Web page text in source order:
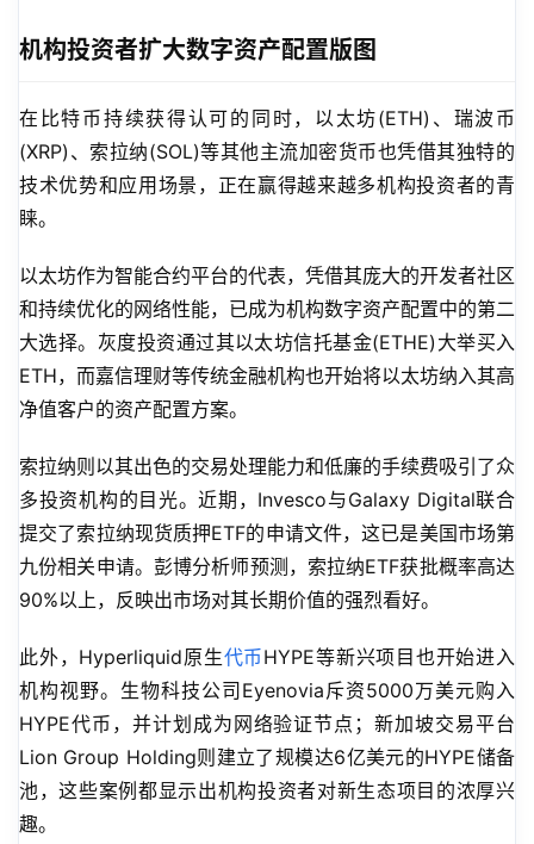
机构投资者扩大数字资产配置版图
在比特币持续获得认可的同时，以太坊(ETH)、瑞波币
(XRP)、索拉纳(SOL)等其他主流加密货币也凭借其独特的
技术优势和应用场景，正在赢得越来越多机构投资者的青
睐。
以太坊作为智能合约平台的代表，凭借其庞大的开发者社区
和持续优化的网络性能，已成为机构数字资产配置中的第二
大选择。灰度投资通过其以太坊信托基金(ETHE)大举买入
ETH，而嘉信理财等传统金融机构也开始将以太坊纳入其高
净值客户的资产配置方案。
索拉纳则以其出色的交易处理能力和低廉的手续费吸引了众
多投资机构的目光。近期，Invesco与Galaxy Digital联合
提交了索拉纳现货质押ETF的申请文件，这已是美国市场第
九份相关申请。彭博分析师预测，索拉纳ETF获批概率高达
90%以上，反映出市场对其长期价值的强烈看好。
此外，Hyperliquid原生代币HYPE等新兴项目也开始进入
机构视野。生物科技公司Eyenovia斥资5000万美元购入
HYPE代币，并计划成为网络验证节点；新加坡交易平台
Lion Group Holding则建立了规模达6亿美元的HYPE储备
池，这些案例都显示出机构投资者对新生态项目的浓厚兴
趣。